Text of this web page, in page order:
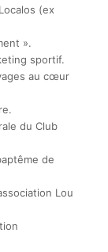
(ex
».
sportif.
au cœur
du Club
de
Lou